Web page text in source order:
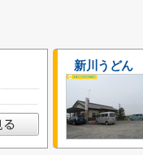
新川うどん